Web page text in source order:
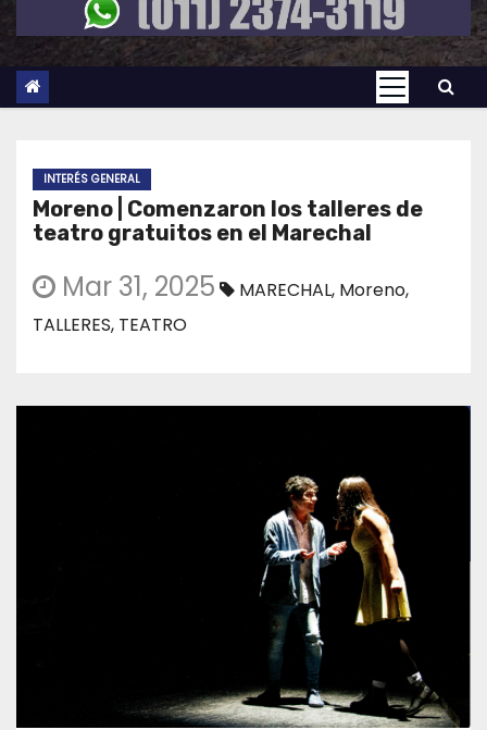
INTERÉS GENERAL
Moreno | Comenzaron los talleres de
teatro gratuitos en el Marechal
Mar 31, 2025 MARECHAL, Moreno,
TALLERES, TEATRO